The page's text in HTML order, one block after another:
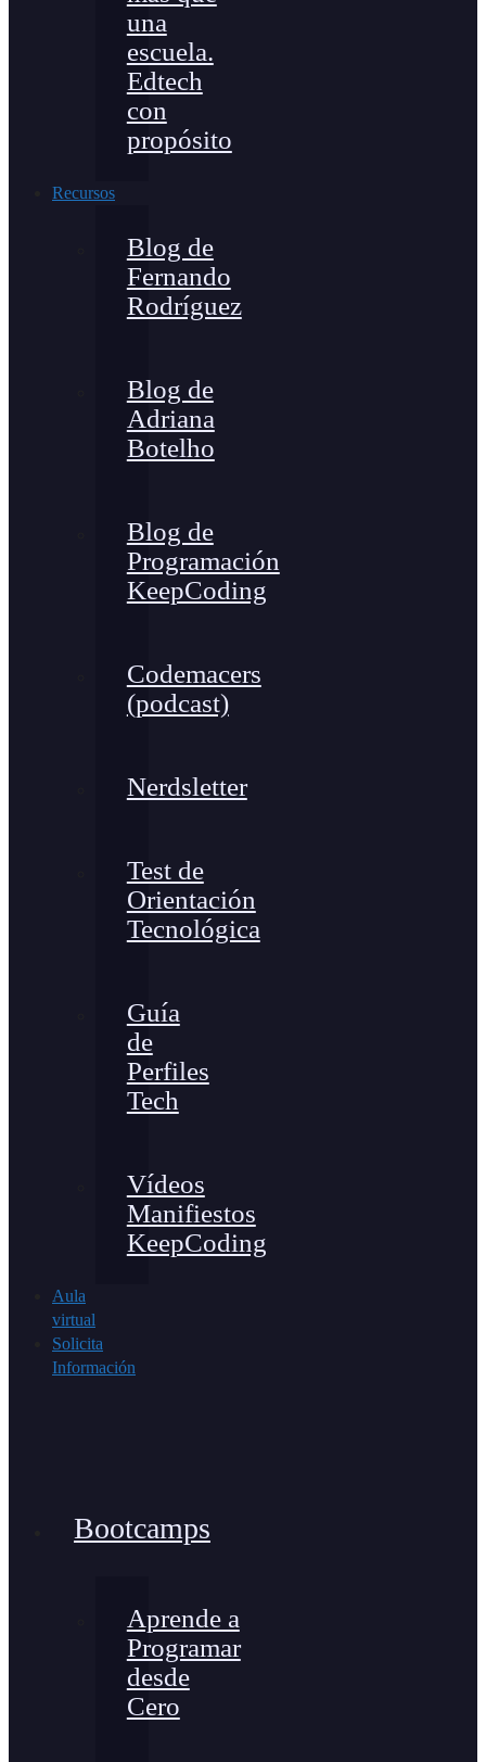
una
escuela.
Edtech
con
propósito
Recursos
Blog de
Fernando
Rodríguez
Blog de
Adriana
Botelho
Blog de
Programación
KeepCoding
Codemacers
(podcast)
Nerdsletter
Test de
Orientación
Tecnológica
Guía
de
Perfiles
Tech
Vídeos
Manifiestos
KeepCoding
Aula
virtual
Solicita
Información
Bootcamps
Aprende a
Programar
desde
Cero